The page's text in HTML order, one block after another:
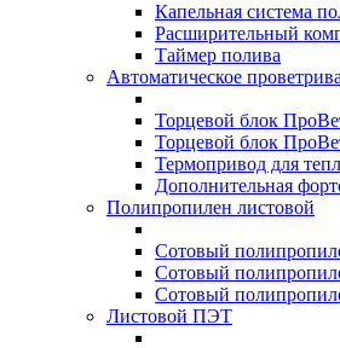
Капельная система
Расширительный
Таймер полива
Автоматическое
Торцевой блок
Торцевой блок
Термопривод для
Дополнительная
Полипропилен листовой
Сотовый
Сотовый
Сотовый
Листовой ПЭТ